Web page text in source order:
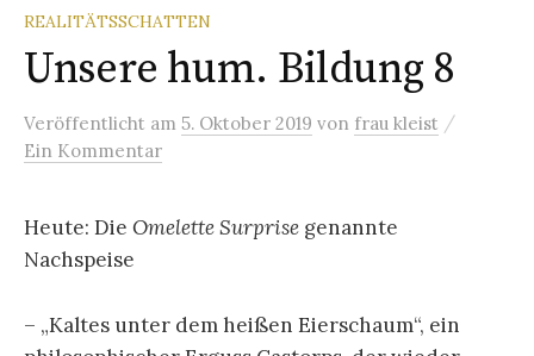
REALITÄTSSCHATTEN
Unsere hum. Bildung 8
Veröffentlicht am 5. Oktober 2019 von frau kleist /
Ein Kommentar
Heute: Die Omelette Surprise genannte
Nachspeise
– „Kaltes unter dem heißen Eierschaum“, ein